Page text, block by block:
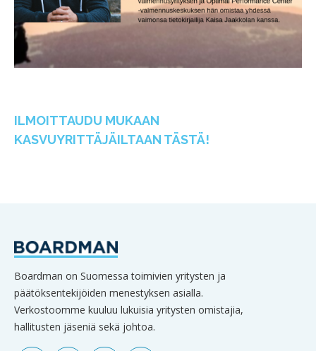
ILMOITTAUDU MUKAAN
KASVUYRITTÄJÄILTAAN TÄSTÄ!
Boardman on Suomessa toimivien yritysten ja
päätöksentekijöiden menestyksen asialla.
Verkostoomme kuuluu lukuisia yritysten omistajia,
hallitusten jäseniä sekä johtoa.